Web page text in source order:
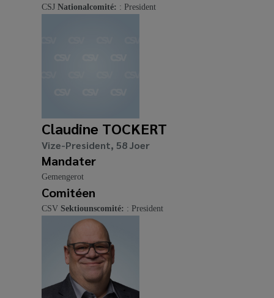
CSJ Nationalcomité: : President
Claudine TOCKERT
Vize-President, 58 Joer
Mandater
Gemengerot
Comitéen
CSV Sektiounscomité: : President